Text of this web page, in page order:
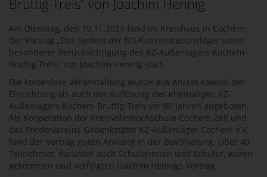
Bruttig-Treis“ von Joachim Hennig
Am Dienstag, den 19.11.2024 fand im Kreishaus in Cochem
der Vortrag „Das System der NS-Konzentrationslager unter
besonderer Berücksichtigung des KZ-Außenlagers Kochem-
Bruttig-Treis“ von Joachim Hennig statt.
Die kostenlose Veranstaltung wurde aus Anlass sowohl der
Einrichtung als auch der Auflösung des ehemaligen KZ-
Außenlagers Kochem-Bruttig-Treis vor 80 Jahren angeboten.
Als Kooperation der Kreisvolkshochschule Cochem-Zell und
des Fördervereins Gedenkstätte KZ-Außenlager Cochem e.V.
fand der Vortrag guten Anklang in der Bevölkerung. Über 40
Teilnehmer, darunter auch Schülerinnen und Schüler, waren
gekommen und verfolgten Joachim Hennigs Vortrag.